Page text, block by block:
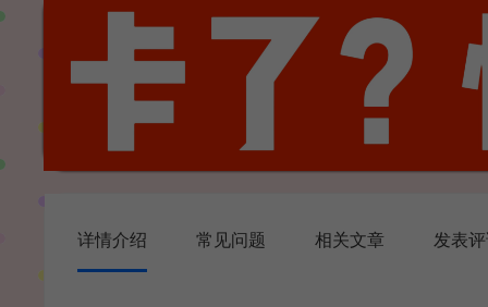
详情介绍 常见问题 相关文章 发表